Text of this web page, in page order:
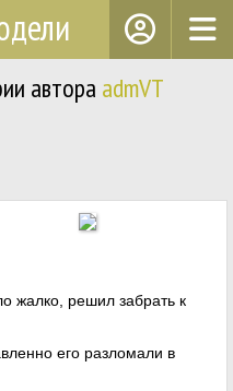
автора admVT
жалко, решил забрать к
его разломали в